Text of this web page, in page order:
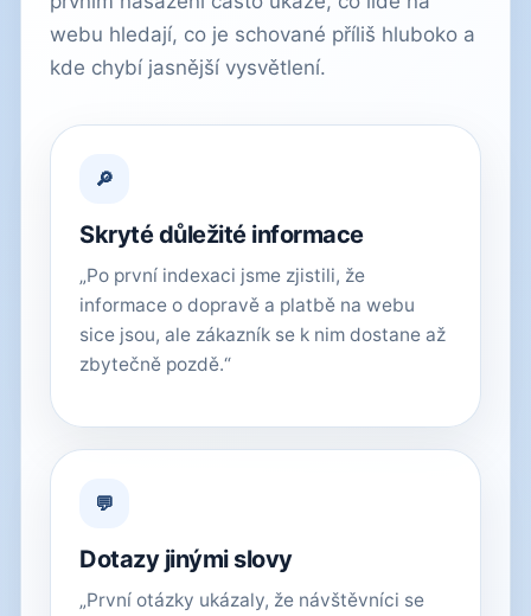
webu hledají, co je schované příliš hluboko a
kde chybí jasnější vysvětlení.
🔎
Skryté důležité informace
„Po první indexaci jsme zjistili, že
informace o dopravě a platbě na webu
sice jsou, ale zákazník se k nim dostane až
zbytečně pozdě.“
💬
Dotazy jinými slovy
„První otázky ukázaly, že návštěvníci se